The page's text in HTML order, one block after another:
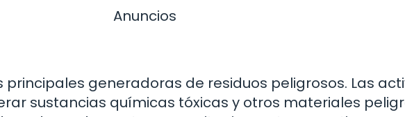
Anuncios
principales generadoras de residuos peligrosos. Las
sustancias químicas tóxicas y otros materiales